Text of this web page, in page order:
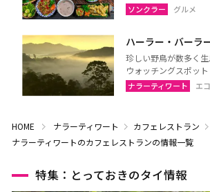
ソンクラー グルメ
ハーラー・バーラ
珍しい野鳥が数多く
ウォッチングスポット
ナラーティワート エ
HOME ナラーティワート
カフェレストラン
ナラーティワートのカフェレストランの情報一覧
特集：とっておきのタイ情報